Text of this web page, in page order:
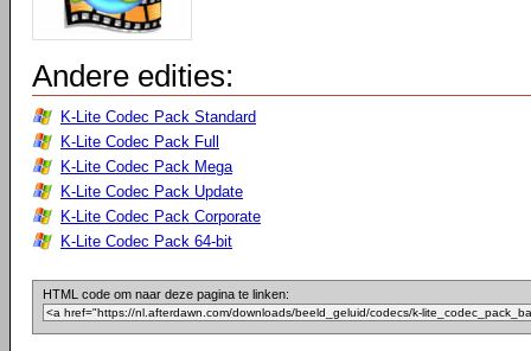
Andere edities:
K-Lite Codec Pack Standard
K-Lite Codec Pack Full
K-Lite Codec Pack Mega
K-Lite Codec Pack Update
K-Lite Codec Pack Corporate
K-Lite Codec Pack 64-bit
HTML code om naar deze pagina te linken: